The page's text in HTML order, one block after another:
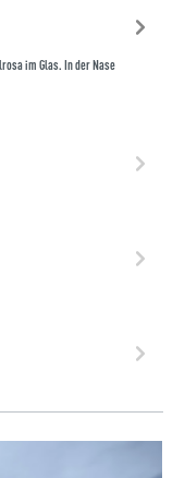
im Glas. In der Nase